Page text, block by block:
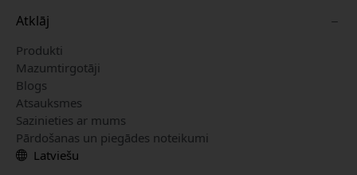
Atklāj
Produkti
Mazumtirgotāji
Blogs
Atsauksmes
Sazinieties ar mums
Pārdošanas un piegādes noteikumi
Latviešu